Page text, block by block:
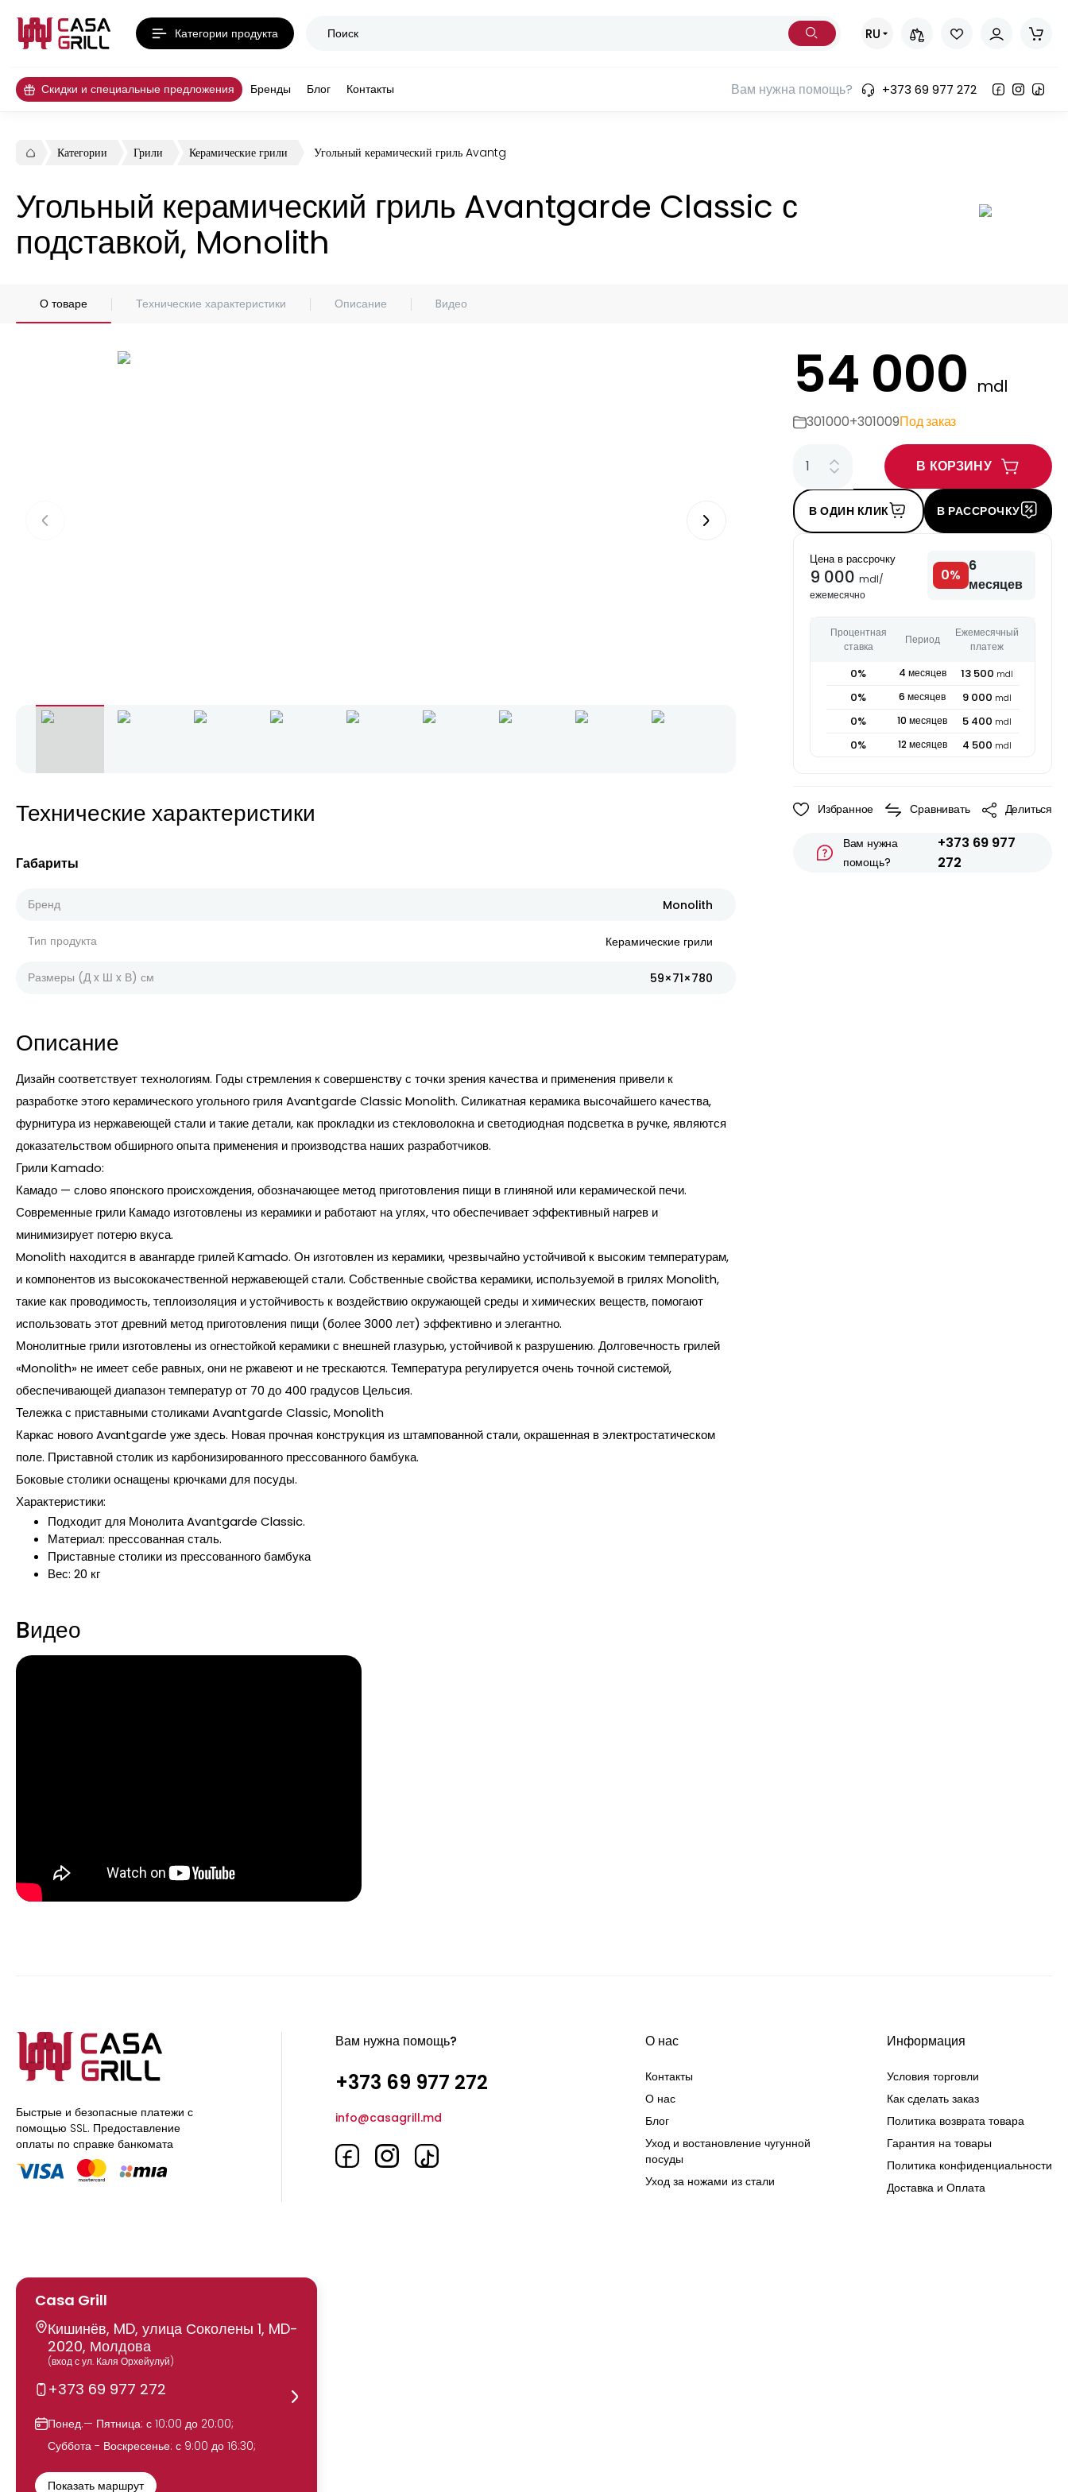
Категории продукта RU
Скидки и специальные предложения Бренды Блог Контакты Вам нужна помощь? +373 69 977 272
Категории Грили Керамические грили Угольный керамический гриль Avantgarde Classic с подставкой, Monolith
Угольный керамический гриль Avantgarde Classic с
подставкой, Monolith
О товаре Технические характеристики Описание Bидео
Технические характеристики
Габариты
Бренд Monolith
Тип продукта Керамические грили
Размеры (Д x Ш x В) см 59×71×780
Описание
Дизайн соответствует технологиям. Годы стремления к совершенству с точки зрения качества и применения привели к
разработке этого керамического угольного гриля Avantgarde Classic Monolith. Силикатная керамика высочайшего качества,
фурнитура из нержавеющей стали и такие детали, как прокладки из стекловолокна и светодиодная подсветка в ручке, являются
доказательством обширного опыта применения и производства наших разработчиков.
Грили Kamado:
Камадо — слово японского происхождения, обозначающее метод приготовления пищи в глиняной или керамической печи.
Современные грили Камадо изготовлены из керамики и работают на углях, что обеспечивает эффективный нагрев и
минимизирует потерю вкуса.
Monolith находится в авангарде грилей Kamado. Он изготовлен из керамики, чрезвычайно устойчивой к высоким температурам,
и компонентов из высококачественной нержавеющей стали. Собственные свойства керамики, используемой в грилях Monolith,
такие как проводимость, теплоизоляция и устойчивость к воздействию окружающей среды и химических веществ, помогают
использовать этот древний метод приготовления пищи (более 3000 лет) эффективно и элегантно.
Монолитные грили изготовлены из огнестойкой керамики с внешней глазурью, устойчивой к разрушению. Долговечность грилей
«Monolith» не имеет себе равных, они не ржавеют и не трескаются. Температура регулируется очень точной системой,
обеспечивающей диапазон температур от 70 до 400 градусов Цельсия.
Тележка с приставными столиками Avantgarde Classic, Monolith
Каркас нового Avantgarde уже здесь. Новая прочная конструкция из штампованной стали, окрашенная в электростатическом
поле. Приставной столик из карбонизированного прессованного бамбука.
Боковые столики оснащены крючками для посуды.
Характеристики:
Подходит для Монолита Avantgarde Classic.
Материал: прессованная сталь.
Приставные столики из прессованного бамбука
Вес: 20 кг
Bидео
54 000 mdl
301000+301009Под заказ
В КОРЗИНУ
В ОДИН КЛИК В РАССРОЧКУ
Цена в рассрочку
9 000 mdl/
ежемесячно
0%
6
месяцев
Процентная
ставка
Период
Ежемесячный
платеж
0% 4 месяцев 13 500 mdl
0% 6 месяцев 9 000 mdl
0% 10 месяцев 5 400 mdl
0% 12месяцев 4 500 mdl
Избранное Сравнивать Делиться
Вам нужна
помощь?
+373 69 977
272
Быстрые и безопасные платежи с
помощью SSL. Предоставление
оплаты по справке банкомата
Вам нужна помощь?
+373 69 977 272
info@casagrill.md
О нас
Контакты
О нас
Блог
Уход и востановление чугунной
посуды
Уход за ножами из стали
Информация
Условия торговли
Как сделать заказ
Политика возврата товара
Гарантия на товары
Политика конфиденциальности
Доставка и Оплата
Casa Grill
Кишинёв, MD, улица Соколены 1, MD-
2020, Молдова
(вход с ул. Каля Орхейулуй)
+373 69 977 272
Понед.— Пятница: с 10:00 до 20:00;
Суббота - Воскресенье: с 9:00 до 16:30;
Показать маршрут